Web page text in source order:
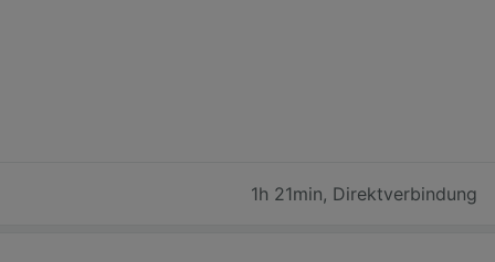
1h 21min, Direktverbindung